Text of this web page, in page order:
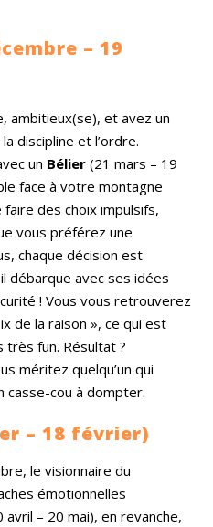
– 19
ambitieux(se), et avez un
discipline et l’ordre.
un Bélier (21 mars – 19
face à votre montagne
des choix impulsifs,
vous préférez une
chaque décision est
débarque avec ses idées
! Vous vous retrouverez
de la raison », ce qui est
très fun. Résultat ?
méritez quelqu’un qui
casse-cou à dompter.
– 18 février)
le visionnaire du
émotionnelles
avril – 20 mai), en revanche,